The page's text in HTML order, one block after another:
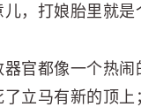
，打娘胎里就是
官都像一个热闹
立马有新的顶上